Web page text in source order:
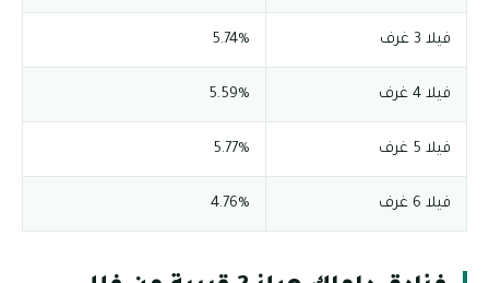
فيلا 3 غرف 5.74%
فيلا 4 غرف 5.59%
فيلا 5 غرف 5.77%
فيلا 6 غرف 4.76%